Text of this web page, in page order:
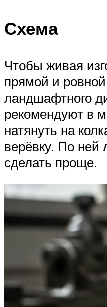
Схема
Чтобы живая
прямой и
ландшафтного
рекомендуют в
натянуть на
верёвку. По
сделать проще.